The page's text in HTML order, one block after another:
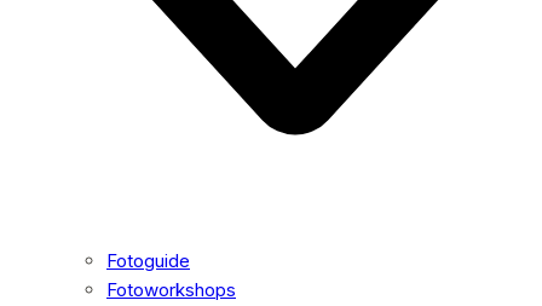
Fotoguide
Fotoworkshops